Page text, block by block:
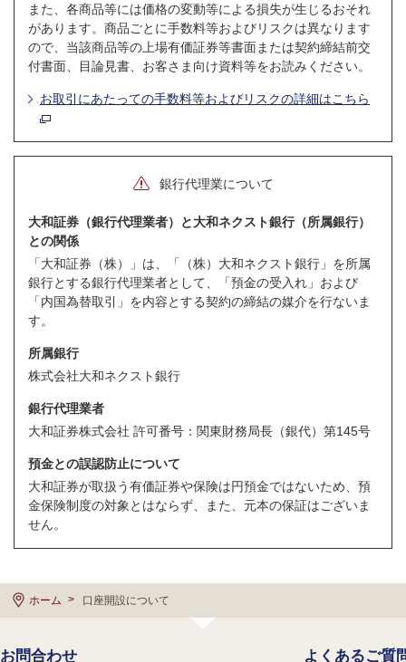
また、各商品等には価格の変動等による損失が生じるおそれ
があります。商品ごとに手数料等およびリスクは異なります
ので、当該商品等の上場有価証券等書面または契約締結前交
付書面、目論見書、お客さま向け資料等をお読みください。
お取引にあたっての手数料等およびリスクの詳細はこちら
銀行代理業について
大和証券（銀行代理業者）と大和ネクスト銀行（所属銀行）
との関係
「大和証券（株）」は、「（株）大和ネクスト銀行」を所属
銀行とする銀行代理業者として、「預金の受入れ」および
「内国為替取引」を内容とする契約の締結の媒介を行ないま
す。
所属銀行
株式会社大和ネクスト銀行
銀行代理業者
大和証券株式会社 許可番号：関東財務局長（銀代）第145号
預金との誤認防止について
大和証券が取扱う有価証券や保険は円預金ではないため、預
金保険制度の対象とはならず、また、元本の保証はございま
せん。
ホーム 口座開設について
お問合わせ よくあるご質